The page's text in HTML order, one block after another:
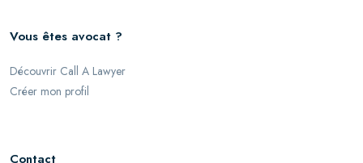
Vous êtes avocat ?
Découvrir Call A Lawyer
Créer mon profil
Contact